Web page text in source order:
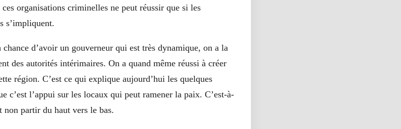
organisations criminelles ne peut réussir que si les
s’impliquent.
d’avoir un gouverneur qui est très dynamique, on a la
des autorités intérimaires. On a quand même réussi à créer
région. C’est ce qui explique aujourd’hui les quelques
c’est l’appui sur les locaux qui peut ramener la paix. C’est-à-
partir du haut vers le bas.